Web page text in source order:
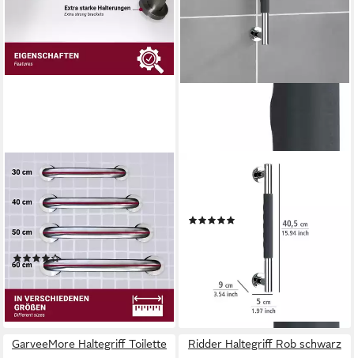
HOOZ
Haltegriff Haltegriff für
Dusche & Badewanne aus
rostfreiem Edelstahl,
belastbar bis 110 kg, 30 cm
(1)
ab 18,90 € UVP23,90 €
-21%
lieferbar - in 2-3 Werktagen bei dir
Wandgriff Secura 40,5 cm,
belastbar bis 120 kg
UVP 61,49 €
lieferbar - in 3-4 Werktagen bei dir
GarveeMore Haltegriff Toilette
Ridder Haltegriff Rob schwarz